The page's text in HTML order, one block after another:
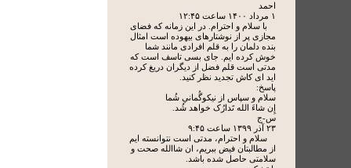
احمد
۱ مرداد ۱۴۰۰ ساعت ۱۲:۴۵
با سلام و احترام. در این زمانه که فضای
مجازی پر از نوشتارهای بیهوده است امثال
بنده دلمان را به قلم افرادی مانند شما
خوش کرده ایم. جای بسی تاسف است که
مدتی است قلم فضل از دیگران دریغ کرده
اید ای کاش تجدید نظر کنید.
پاسخ:
سلام و سپاس از نیکوگُمانیِ شُما
إِن شاءَ الله تَدارُک خواهد شُد.
س-ج
۲۳ آذر ۱۳۹۹ ساعت ۹:۴۵
سلام و احترام، مدتی است نتوانسته ایم
از مطالبتان فیض ببریم، ان شاالله صحت و
سلامتی حاصل شده باشد.